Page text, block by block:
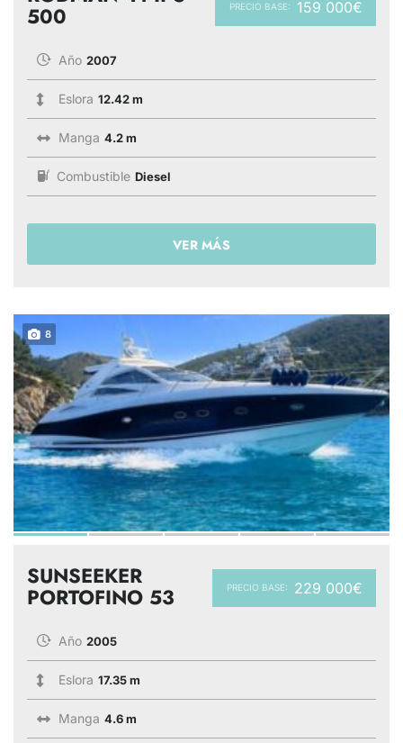
PRECIO BASE: 159 000€
500
Año 2007
Eslora 12.42 m
Manga 4.2 m
Combustible Diesel
VER MÁS
8
PRECIO BASE: 229 000€
SUNSEEKER
PORTOFINO 53
Año 2005
Eslora 17.35 m
Manga 4.6 m